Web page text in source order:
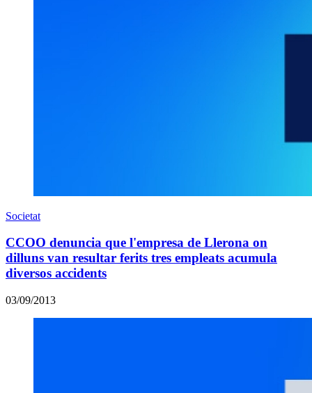
Societat
CCOO denuncia que l'empresa de Llerona on
dilluns van resultar ferits tres empleats acumula
diversos accidents
03/09/2013